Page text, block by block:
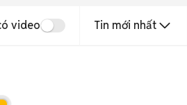
video Tin mới nhất